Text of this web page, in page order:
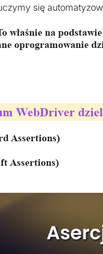
się
właśnie na
oprogramowanie
WebDriver
Assertions)
Assertions)